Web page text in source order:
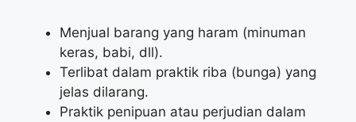
​Menjual barang yang haram (minuman
keras, babi, dll).
​Terlibat dalam praktik riba (bunga) yang
jelas dilarang.
​Praktik penipuan atau perjudian dalam